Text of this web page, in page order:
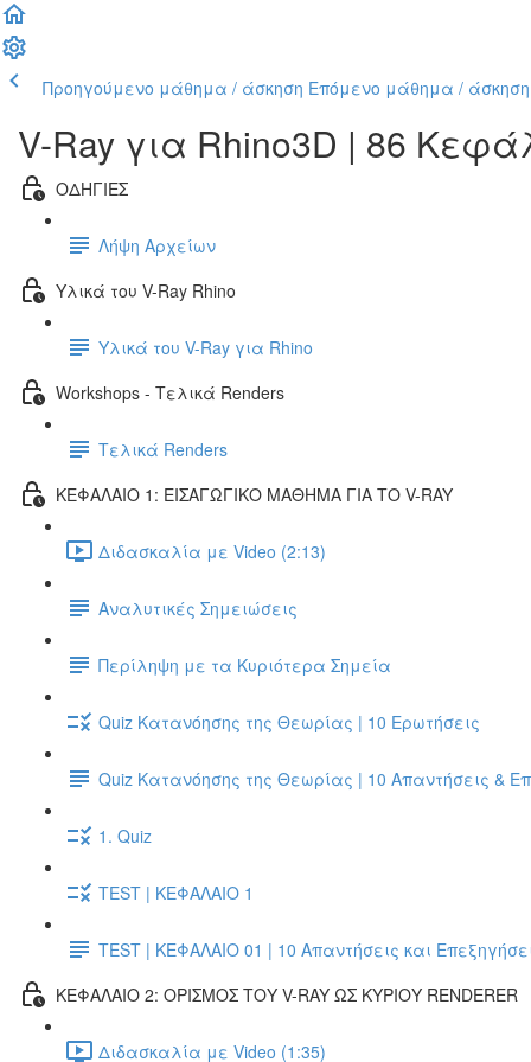
Προηγούμενο μάθημα / άσκηση Επόμενο μάθημα / άσκηση
V-Ray για Rhino3D | 86
ΟΔΗΓΙΕΣ
Λήψη Αρχείων
Υλικά του V-Ray Rhino
Υλικά του V-Ray για Rhino
Workshops - Τελικά Renders
Τελικά Renders
ΚΕΦΑΛΑΙΟ 1: ΕΙΣΑΓΩΓΙΚΟ ΜΑΘΗΜΑ ΓΙΑ ΤΟ V-RAY
Διδασκαλία με Video (2:13)
Αναλυτικές Σημειώσεις
Περίληψη με τα Κυριότερα Σημεία
Quiz Κατανόησης της Θεωρίας | 10 Ερωτήσεις
Quiz Κατανόησης της Θεωρίας | 10 Απαντήσεις &
1. Quiz
TEST | ΚΕΦΑΛΑΙΟ 1
TEST | ΚΕΦΑΛΑΙΟ 01 | 10 Απαντήσεις και
ΚΕΦΑΛΑΙΟ 2: ΟΡΙΣΜΟΣ ΤΟΥ V-RAY ΩΣ ΚΥΡΙΟΥ RENDERER
Διδασκαλία με Video (1:35)